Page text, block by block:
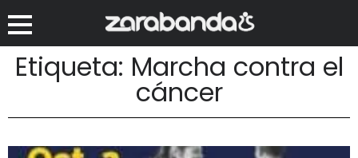
Etiqueta: Marcha contra el
cáncer